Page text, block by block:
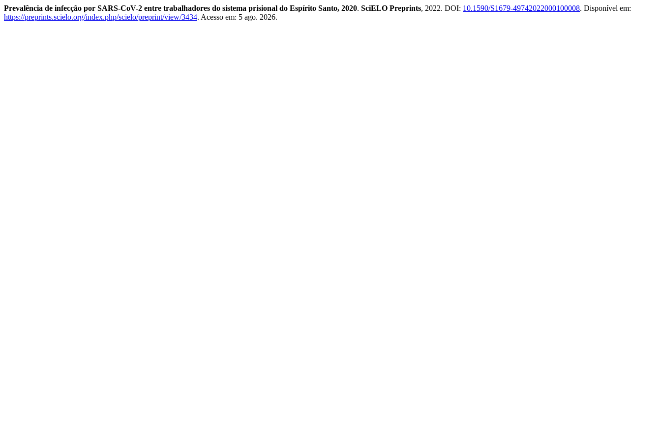
Prevalência de infecção por SARS-CoV-2 entre trabalhadores do sistema prisional do Espírito Santo, 2020. SciELO Preprints, 2022. DOI: 10.1590/S1679-49742022000100008. Disponível em:
https://preprints.scielo.org/index.php/scielo/preprint/view/3434. Acesso em: 5 ago. 2026.